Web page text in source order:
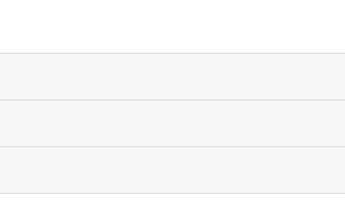
Geier, Professor der
Martson entwickeltes System zur